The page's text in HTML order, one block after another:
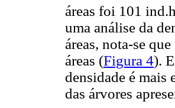
áreas foi 101
uma análise da
áreas, nota-se
áreas (Figura 4).
densidade é mais
das árvores